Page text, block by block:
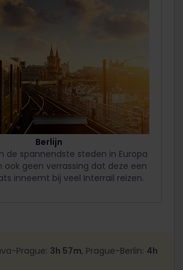
Berlijn
de spannendste steden in Europa
ook geen verrassing dat deze een
inneemt bij veel Interrail reizen.
Prague: 3h 57m, Prague-Berlin: 4h